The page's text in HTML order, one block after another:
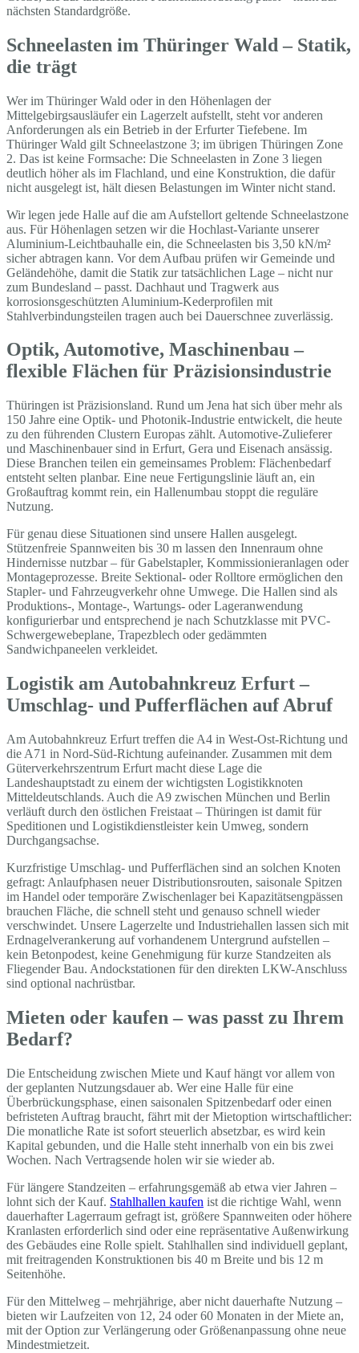
nächsten Standardgröße.
Schneelasten im Thüringer Wald – Statik,
die trägt
Wer im Thüringer Wald oder in den Höhenlagen der
Mittelgebirgsausläufer ein Lagerzelt aufstellt, steht vor anderen
Anforderungen als ein Betrieb in der Erfurter Tiefebene. Im
Thüringer Wald gilt Schneelastzone 3; im übrigen Thüringen Zone
2. Das ist keine Formsache: Die Schneelasten in Zone 3 liegen
deutlich höher als im Flachland, und eine Konstruktion, die dafür
nicht ausgelegt ist, hält diesen Belastungen im Winter nicht stand.
Wir legen jede Halle auf die am Aufstellort geltende Schneelastzone
aus. Für Höhenlagen setzen wir die Hochlast-Variante unserer
Aluminium-Leichtbauhalle ein, die Schneelasten bis 3,50 kN/m²
sicher abtragen kann. Vor dem Aufbau prüfen wir Gemeinde und
Geländehöhe, damit die Statik zur tatsächlichen Lage – nicht nur
zum Bundesland – passt. Dachhaut und Tragwerk aus
korrosionsgeschützten Aluminium-Kederprofilen mit
Stahlverbindungsteilen tragen auch bei Dauerschnee zuverlässig.
Optik, Automotive, Maschinenbau –
flexible Flächen für Präzisionsindustrie
Thüringen ist Präzisionsland. Rund um Jena hat sich über mehr als
150 Jahre eine Optik- und Photonik-Industrie entwickelt, die heute
zu den führenden Clustern Europas zählt. Automotive-Zulieferer
und Maschinenbauer sind in Erfurt, Gera und Eisenach ansässig.
Diese Branchen teilen ein gemeinsames Problem: Flächenbedarf
entsteht selten planbar. Eine neue Fertigungslinie läuft an, ein
Großauftrag kommt rein, ein Hallenumbau stoppt die reguläre
Nutzung.
Für genau diese Situationen sind unsere Hallen ausgelegt.
Stützenfreie Spannweiten bis 30 m lassen den Innenraum ohne
Hindernisse nutzbar – für Gabelstapler, Kommissionieranlagen oder
Montageprozesse. Breite Sektional- oder Rolltore ermöglichen den
Stapler- und Fahrzeugverkehr ohne Umwege. Die Hallen sind als
Produktions-, Montage-, Wartungs- oder Lageranwendung
konfigurierbar und entsprechend je nach Schutzklasse mit PVC-
Schwergewebeplane, Trapezblech oder gedämmten
Sandwichpaneelen verkleidet.
Logistik am Autobahnkreuz Erfurt –
Umschlag- und Pufferflächen auf Abruf
Am Autobahnkreuz Erfurt treffen die A4 in West-Ost-Richtung und
die A71 in Nord-Süd-Richtung aufeinander. Zusammen mit dem
Güterverkehrszentrum Erfurt macht diese Lage die
Landeshauptstadt zu einem der wichtigsten Logistikknoten
Mitteldeutschlands. Auch die A9 zwischen München und Berlin
verläuft durch den östlichen Freistaat – Thüringen ist damit für
Speditionen und Logistikdienstleister kein Umweg, sondern
Durchgangsachse.
Kurzfristige Umschlag- und Pufferflächen sind an solchen Knoten
gefragt: Anlaufphasen neuer Distributionsrouten, saisonale Spitzen
im Handel oder temporäre Zwischenlager bei Kapazitätsengpässen
brauchen Fläche, die schnell steht und genauso schnell wieder
verschwindet. Unsere Lagerzelte und Industriehallen lassen sich mit
Erdnagelverankerung auf vorhandenem Untergrund aufstellen –
kein Betonpodest, keine Genehmigung für kurze Standzeiten als
Fliegender Bau. Andockstationen für den direkten LKW-Anschluss
sind optional nachrüstbar.
Mieten oder kaufen – was passt zu Ihrem
Bedarf?
Die Entscheidung zwischen Miete und Kauf hängt vor allem von
der geplanten Nutzungsdauer ab. Wer eine Halle für eine
Überbrückungsphase, einen saisonalen Spitzenbedarf oder einen
befristeten Auftrag braucht, fährt mit der Mietoption wirtschaftlicher:
Die monatliche Rate ist sofort steuerlich absetzbar, es wird kein
Kapital gebunden, und die Halle steht innerhalb von ein bis zwei
Wochen. Nach Vertragsende holen wir sie wieder ab.
Für längere Standzeiten – erfahrungsgemäß ab etwa vier Jahren –
lohnt sich der Kauf. Stahlhallen kaufen ist die richtige Wahl, wenn
dauerhafter Lagerraum gefragt ist, größere Spannweiten oder höhere
Kranlasten erforderlich sind oder eine repräsentative Außenwirkung
des Gebäudes eine Rolle spielt. Stahlhallen sind individuell geplant,
mit freitragenden Konstruktionen bis 40 m Breite und bis 12 m
Seitenhöhe.
Für den Mittelweg – mehrjährige, aber nicht dauerhafte Nutzung –
bieten wir Laufzeiten von 12, 24 oder 60 Monaten in der Miete an,
mit der Option zur Verlängerung oder Größenanpassung ohne neue
Mindestmietzeit.